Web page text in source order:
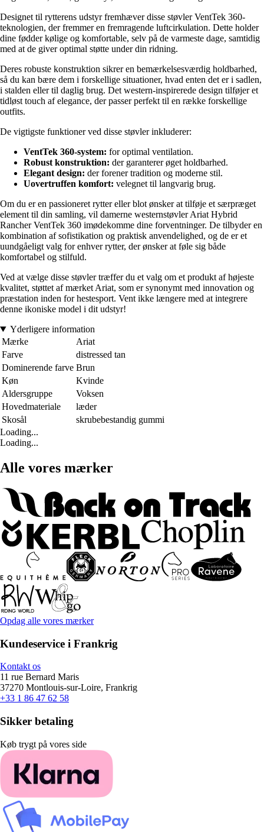
Designet til rytterens udstyr fremhæver disse støvler VentTek 360-
teknologien, der fremmer en fremragende luftcirkulation. Dette holder
dine fødder kølige og komfortable, selv på de varmeste dage, samtidig
med at de giver optimal støtte under din ridning.
Deres robuste konstruktion sikrer en bemærkelsesværdig holdbarhed,
så du kan bære dem i forskellige situationer, hvad enten det er i sadlen,
i stalden eller til daglig brug. Det western-inspirerede design tilføjer et
tidløst touch af elegance, der passer perfekt til en række forskellige
outfits.
De vigtigste funktioner ved disse støvler inkluderer:
VentTek 360-system: for optimal ventilation.
Robust konstruktion: der garanterer øget holdbarhed.
Elegant design: der forener tradition og moderne stil.
Uovertruffen komfort: velegnet til langvarig brug.
Om du er en passioneret rytter eller blot ønsker at tilføje et særpræget
element til din samling, vil damerne westernstøvler Ariat Hybrid
Rancher VentTek 360 imødekomme dine forventninger. De tilbyder en
kombination af sofistikation og praktisk anvendelighed, og de er et
uundgåeligt valg for enhver rytter, der ønsker at føle sig både
komfortabel og stilfuld.
Ved at vælge disse støvler træffer du et valg om et produkt af højeste
kvalitet, støttet af mærket Ariat, som er synonymt med innovation og
præstation inden for hestesport. Vent ikke længere med at integrere
denne ikoniske model i dit udstyr!
Yderligere information
Mærke
Ariat
Farve
distressed tan
Dominerende farve Brun
Køn
Kvinde
Aldersgruppe
Voksen
Hovedmateriale
læder
Skosål
skrubebestandig gummi
Loading...
Loading...
Alle vores mærker
Opdag alle vores mærker
Kundeservice i Frankrig
Kontakt os
11 rue Bernard Maris
37270 Montlouis-sur-Loire, Frankrig
+33 1 86 47 62 58
Sikker betaling
Køb trygt på vores side